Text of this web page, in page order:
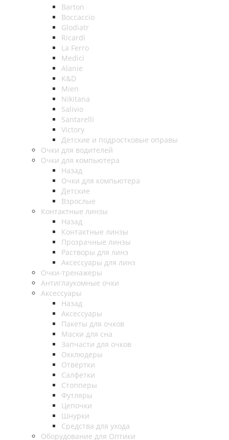
Barton
Boccaccio
Glodiatr
Ricardi
La Ferro
Medici
Alanie
K&D
Mien
Nikitana
Salivio
Santarelli
Victory
Детские и подростковые оправы
Очки для водителей
Очки для компьютера
Назад
Очки для компьютера
Детские
Взрослые
Контактные линзы
Назад
Контактные линзы
Прозрачные линзы
Растворы для линз
Аксессуары для линз
Очки-тренажеры
Антиглаукомные очки
Аксессуары
Назад
Аксессуары
Пакеты для очков
Маски для сна
Запчасти для очков
Окклюдеры
Отвёртки
Салфетки
Стопперы
Футляры
Цепочки
Шнурки
Средства для ухода
Оборудование для Оптики